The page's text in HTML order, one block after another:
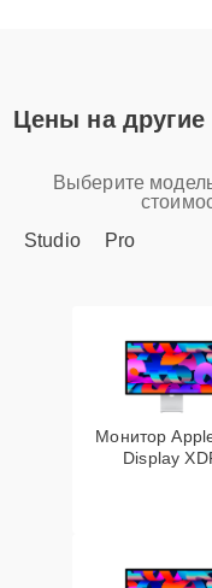
Цены на
Выберите
Studio
Pro
Монитор
Display